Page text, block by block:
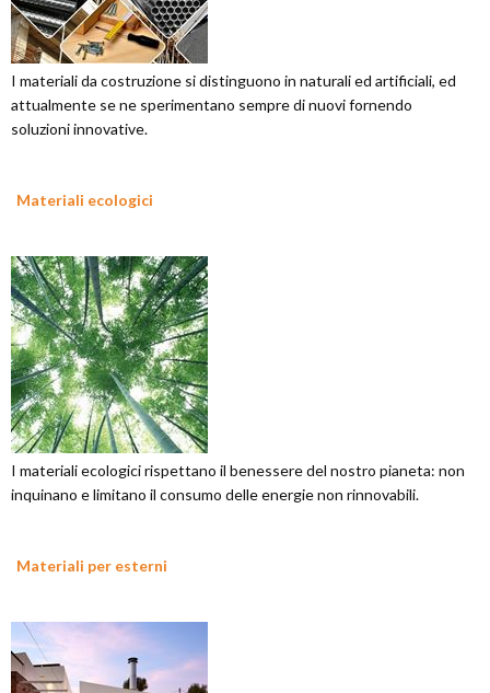
I materiali da costruzione si distinguono in naturali ed artificiali, ed
attualmente se ne sperimentano sempre di nuovi fornendo
soluzioni innovative.
Materiali ecologici
I materiali ecologici rispettano il benessere del nostro pianeta: non
inquinano e limitano il consumo delle energie non rinnovabili.
Materiali per esterni